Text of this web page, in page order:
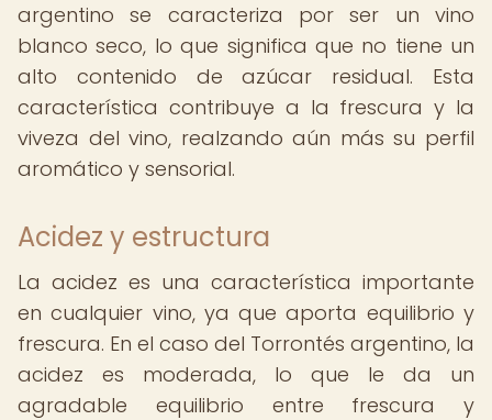
argentino se caracteriza por ser un vino
blanco seco, lo que significa que no tiene un
alto contenido de azúcar residual. Esta
característica contribuye a la frescura y la
viveza del vino, realzando aún más su perfil
aromático y sensorial.
Acidez y estructura
La acidez es una característica importante
en cualquier vino, ya que aporta equilibrio y
frescura. En el caso del Torrontés argentino, la
acidez es moderada, lo que le da un
agradable equilibrio entre frescura y